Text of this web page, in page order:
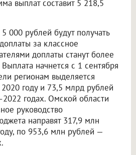
выплат составит 5 218,5
000 рублей будут получать
за классное
доплаты станут более
начнется с 1 сентября
регионам выделяется
году и 73,5 млрд рублей
годах. Омской области
руководство
направят 317,9 млн
по 953,6 млн рублей —